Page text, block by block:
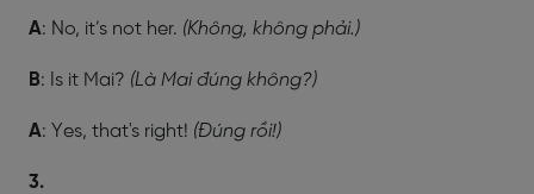
A: No, it’s not her. (Không, không phải.)
B: Is it Mai? (Là Mai đúng không?)
A: Yes, that's right! (Đúng rồi!)
3.